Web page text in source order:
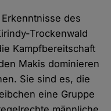
des
Trockenwald
Kampfbereitschaft
Makis dominieren
Sie sind es, die
eine Gruppe